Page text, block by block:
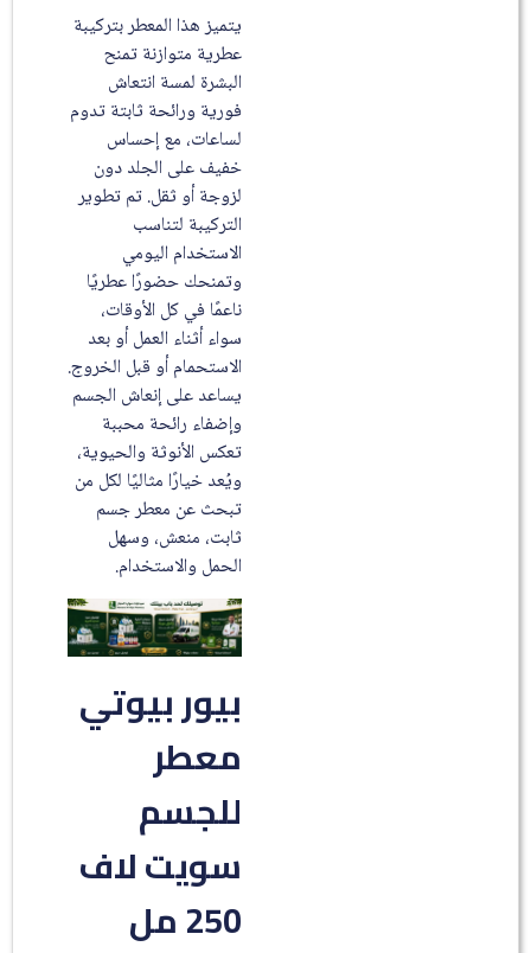
يتميز هذا المعطر بتركيبة
عطرية متوازنة تمنح
البشرة لمسة انتعاش
فورية ورائحة ثابتة تدوم
لساعات، مع إحساس
خفيف على الجلد دون
لزوجة أو ثقل. تم تطوير
التركيبة لتناسب
الاستخدام اليومي
وتمنحك حضورًا عطريًا
ناعمًا في كل الأوقات،
سواء أثناء العمل أو بعد
الاستحمام أو قبل الخروج.
يساعد على إنعاش الجسم
وإضفاء رائحة محببة
تعكس الأنوثة والحيوية،
ويُعد خيارًا مثاليًا لكل من
تبحث عن معطر جسم
ثابت، منعش، وسهل
الحمل والاستخدام.
بيور بيوتي
معطر
للجسم
سويت لاف
250 مل